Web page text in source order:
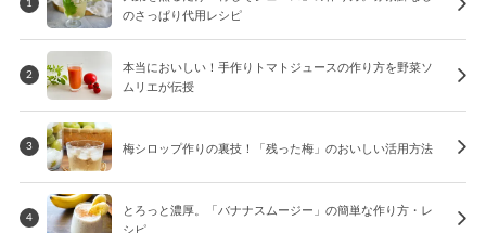
1
のさっぱり代用レシピ
2
本当においしい！手作りトマトジュースの作り方を野菜ソ
ムリエが伝授
3 梅シロップ作りの裏技！「残った梅」のおいしい活用方法
4
とろっと濃厚。「バナナスムージー」の簡単な作り方・レ
シピ